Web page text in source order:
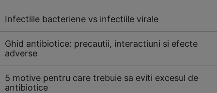
Infectiile bacteriene vs infectiile virale
Ghid antibiotice: precautii, interactiuni si efecte
adverse
5 motive pentru care trebuie sa eviti excesul de
antibiotice